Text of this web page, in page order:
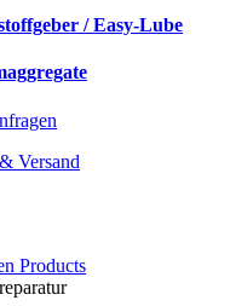
/ Easy-Lube
Versand
Products